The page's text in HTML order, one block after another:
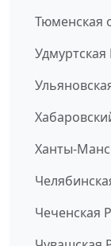
Тюменская
Удмуртская
Ханты-
Чеченская